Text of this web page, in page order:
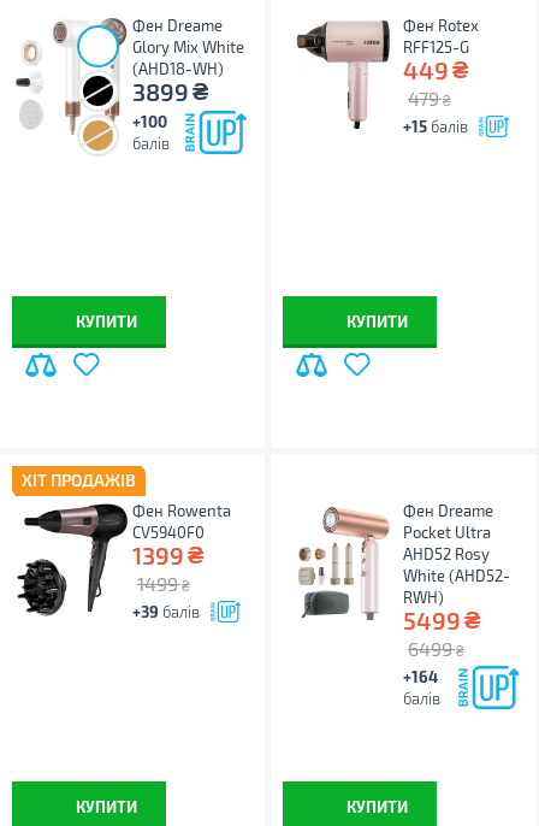
Фен Dreame
Glory Mix White
(AHD18-WH)
3899₴
+100
балів
КУПИТИ
Фен Rotex
RFF125-G
449₴
479 ₴
+15 балів
КУПИТИ
ХІТ ПРОДАЖІВ
Фен Rowenta
CV5940F0
1399₴
1499 ₴
+39 балів
КУПИТИ
Фен Dreame
Pocket Ultra
AHD52 Rosy
White (AHD52-
RWH)
5499₴
6499 ₴
+164
балів
КУПИТИ